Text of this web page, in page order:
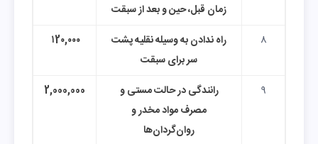
زمان قبل، حین و بعد از سبقت
8
راه ندادن به وسیله نقلیه پشت
سر برای سبقت
۱2۰,۰۰۰
9
رانندگی در حالت مستی و
مصرف مواد مخدر و
روان‌گردان‌ها
2,000,000